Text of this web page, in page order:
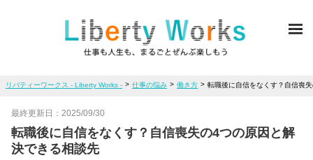
リバティーワークス - Liberty Works - > 仕事の悩み > 働き方 > 転職後に自信をなくす？自信喪
最終更新日： 2025/09/30
転職後に自信をなくす？自信喪失の4つの原因と解
決できる相談先